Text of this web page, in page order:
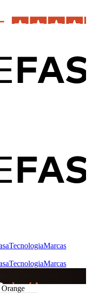
TecnologiaMarcas
TecnologiaMarcas